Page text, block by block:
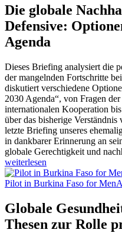
Die globale
Defensive:
Agenda
Dieses Briefing analysiert die
der mangelnden Fortschritte
diskutiert verschiedene
2030 Agenda“, von Fragen
internationalen Kooperation
über das bisherige
letzte Briefing unseres
in dankbarer Erinnerung an
globale Gerechtigkeit und
weiterlesen
Pilot in Burkina Faso for
Globale
Thesen zur Rolle